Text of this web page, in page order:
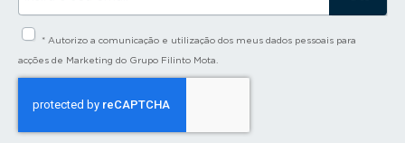
s
* Autorizo a comunicação e utilização dos meus dados pessoais para
acções de Marketing do Grupo Filinto Mota.